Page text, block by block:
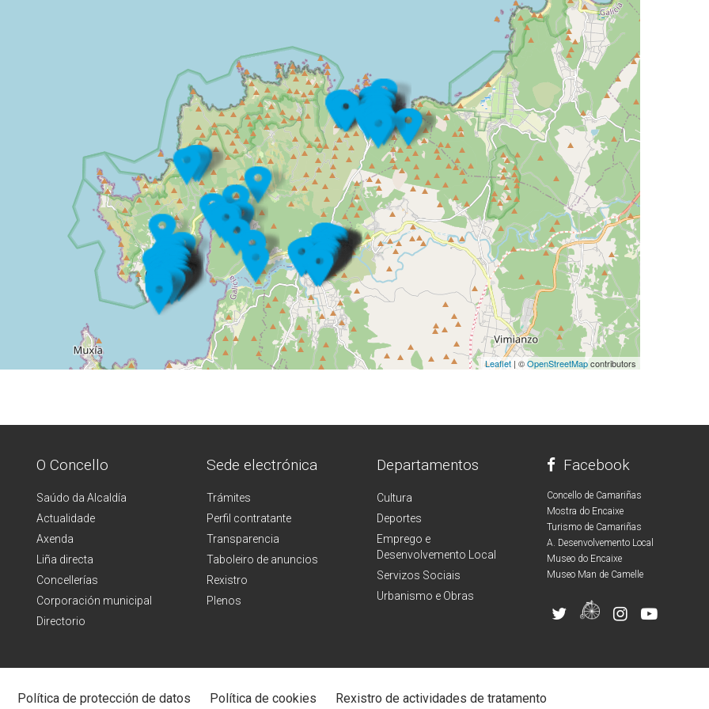
Leaflet | ©OpenStreetMapcontributors
O Concello
Saúdo da Alcaldía
Actualidade
Axenda
Liña directa
Concellerías
Corporación municipal
Directorio
Sede electrónica
Trámites
Perfil contratante
Transparencia
Taboleiro de anuncios
Rexistro
Plenos
Departamentos
Cultura
Deportes
Emprego e
Desenvolvemento Local
Servizos Sociais
Urbanismo e Obras
Facebook
Concello de Camariñas
Mostra do Encaixe
Turismo de Camariñas
A. Desenvolvemento Local
Museo do Encaixe
Museo Man de Camelle
Política de protección de datos Política de cookies Rexistro de actividades de tratamento